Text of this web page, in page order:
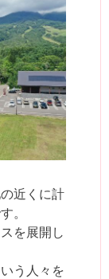
近くに計
。
を展開し
う人々を